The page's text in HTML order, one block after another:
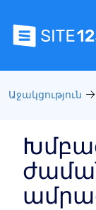
Աջակցություն